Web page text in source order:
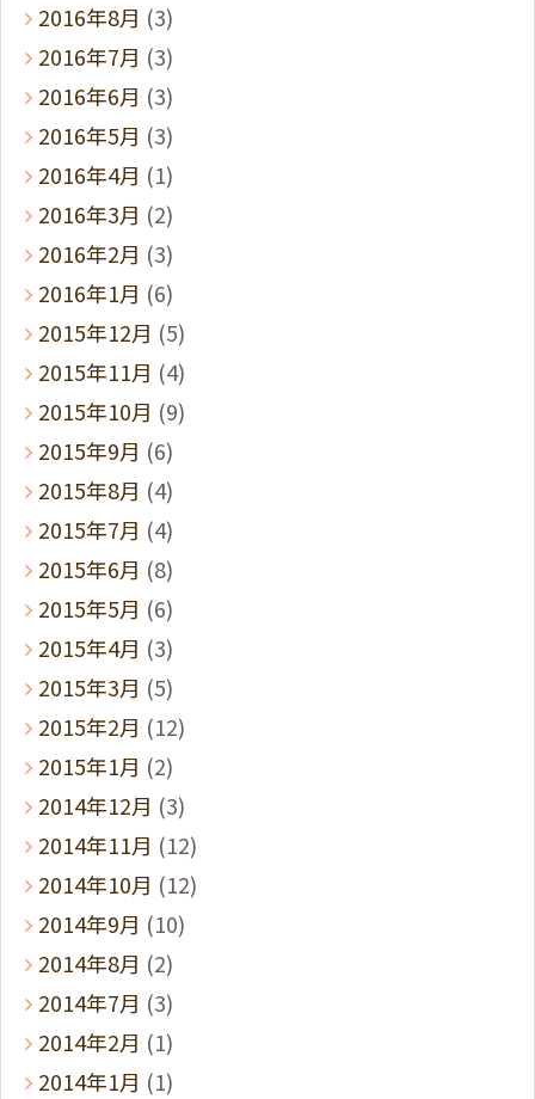
2016年8月 (3)
2016年7月 (3)
2016年6月 (3)
2016年5月 (3)
2016年4月 (1)
2016年3月 (2)
2016年2月 (3)
2016年1月 (6)
2015年12月 (5)
2015年11月 (4)
2015年10月 (9)
2015年9月 (6)
2015年8月 (4)
2015年7月 (4)
2015年6月 (8)
2015年5月 (6)
2015年4月 (3)
2015年3月 (5)
2015年2月 (12)
2015年1月 (2)
2014年12月 (3)
2014年11月 (12)
2014年10月 (12)
2014年9月 (10)
2014年8月 (2)
2014年7月 (3)
2014年2月 (1)
2014年1月 (1)